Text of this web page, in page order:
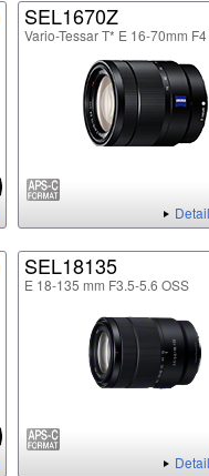
SEL1670Z
Vario-Tessar T* E 16-70mm
SEL18135
E 18-135 mm F3.5-5.6 OSS